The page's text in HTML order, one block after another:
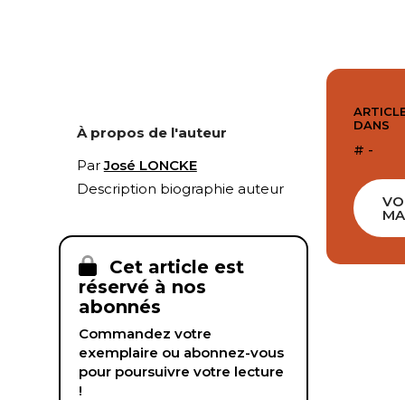
À propos de l'auteur
ParJosé LONCKE
Description biographie auteur
Cet article est
réservé à nos
abonnés
Commandez votre
exemplaire ou abonnez-vous
pour poursuivre votre lecture
!
DANS
# -